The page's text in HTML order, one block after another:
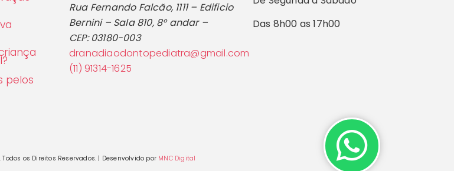
pelos
Rua Fernando Falcão, 1111 – Edificio
Bernini – Sala 810, 8° andar –
CEP: 03180-003
dranadiaodontopediatra@gmail.com
(11) 91314-1625
Das 8h00 as 17h00
os Direitos Reservados. | Desenvolvido por MNC Digital